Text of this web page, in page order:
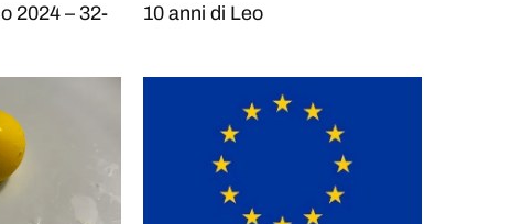
2024 – 32-
10 anni di Leo